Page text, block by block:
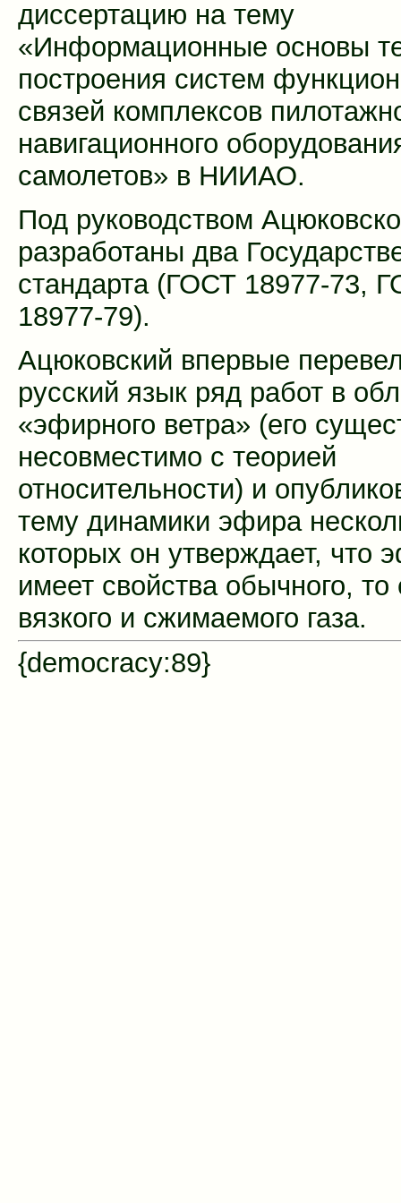
диссертацию на тему
«Информационные основы
построения систем
связей комплексов
навигационного
самолетов» в НИИАО.
Под руководством
разработаны два
стандарта (ГОСТ 18977-73,
18977-79).
Ацюковский впервые
русский язык ряд работ в
«эфирного ветра» (его
несовместимо с теорией
относительности) и
тему динамики эфира
которых он утверждает, что
имеет свойства обычного, то
вязкого и сжимаемого газа.
{democracy:89}